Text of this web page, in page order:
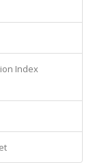
Index